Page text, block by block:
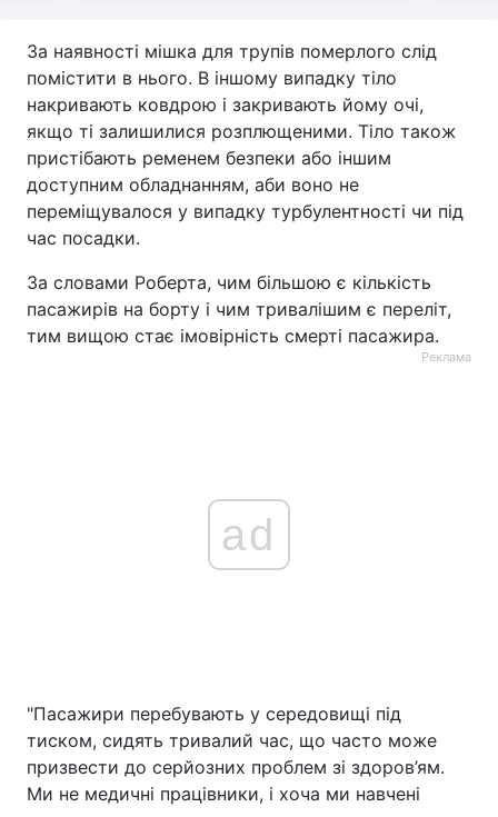
За наявності мішка для трупів померлого слід
помістити в нього. В іншому випадку тіло
накривають ковдрою і закривають йому очі,
якщо ті залишилися розплющеними. Тіло також
пристібають ременем безпеки або іншим
доступним обладнанням, аби воно не
переміщувалося у випадку турбулентності чи під
час посадки.
За словами Роберта, чим більшою є кількість
пасажирів на борту і чим тривалішим є переліт,
тим вищою стає імовірність смерті пасажира.
Реклама
ad
"Пасажири перебувають у середовищі під
тиском, сидять тривалий час, що часто може
призвести до серйозних проблем зі здоров’ям.
Ми не медичні працівники, і хоча ми навчені